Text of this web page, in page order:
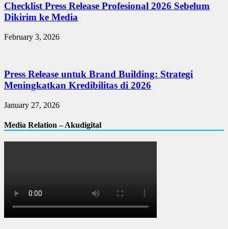
Checklist Press Release Profesional 2026 Sebelum
Dikirim ke Media
February 3, 2026
Press Release untuk Brand Building: Strategi
Meningkatkan Kredibilitas di 2026
January 27, 2026
Media Relation – Akudigital